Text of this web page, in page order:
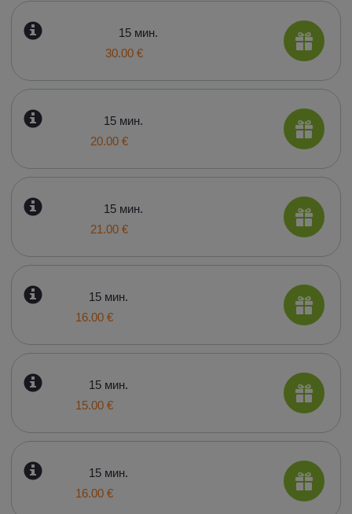
15 мин.
30.00 €
15 мин.
20.00 €
15 мин.
21.00 €
15 мин.
16.00 €
15 мин.
15.00 €
15 мин.
16.00 €